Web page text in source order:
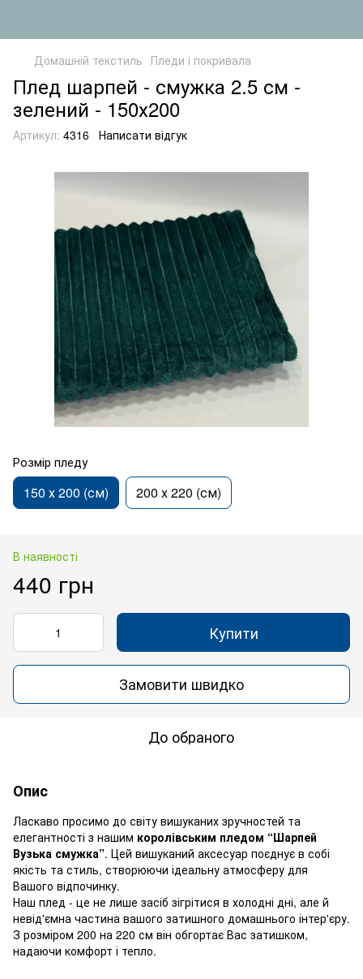
Домашній текстиль Пледи і покривала
Плед шарпей - смужка 2.5 см -
зелений - 150х200
Артикул: 4316 Написати відгук
Розмір пледу
150 х 200 (см) 200 х 220 (см)
В наявності
440 грн
Купити
Замовити швидко
До обраного
Опис
Ласкаво просимо до світу вишуканих зручностей та
елегантності з нашим королівським пледом “Шарпей
Вузька смужка”. Цей вишуканий аксесуар поєднує в собі
якість та стиль, створюючи ідеальну атмосферу для
Вашого відпочинку.
Наш плед - це не лише засіб зігрітися в холодні дні, але й
невід'ємна частина вашого затишного домашнього інтер'єру.
З розміром 200 на 220 см він обгортає Вас затишком,
надаючи комфорт і тепло.